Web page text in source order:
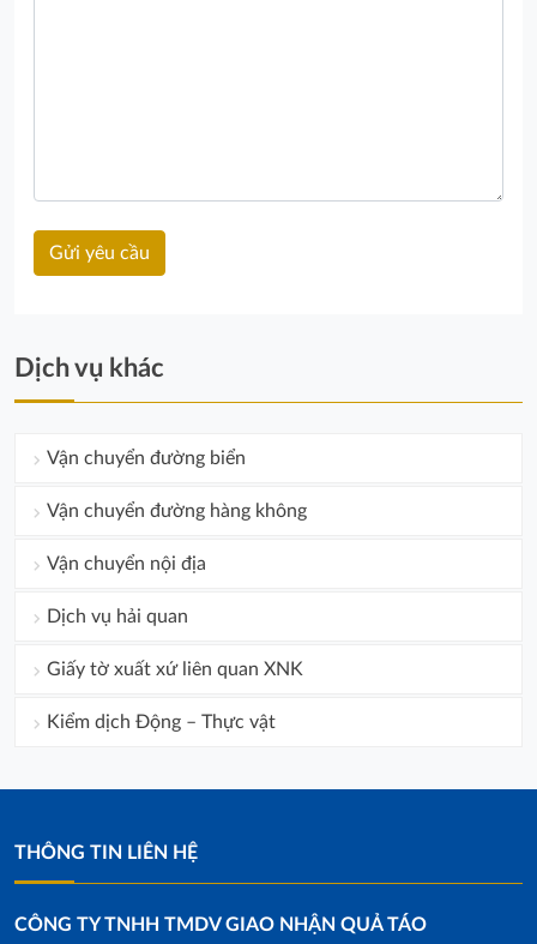
Dịch vụ khác
Vận chuyển đường biển
Vận chuyển đường hàng không
Vận chuyển nội địa
Dịch vụ hải quan
Giấy tờ xuất xứ liên quan XNK
Kiểm dịch Động – Thực vật
THÔNG TIN LIÊN HỆ
CÔNG TY TNHH TMDV GIAO NHẬN QUẢ TÁO